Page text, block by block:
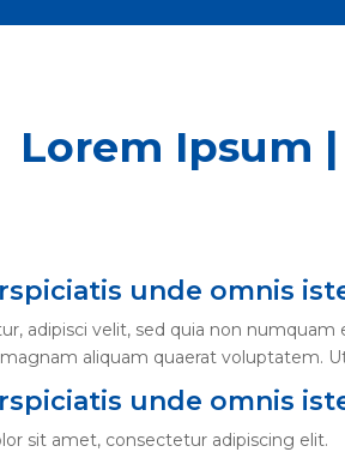
Lorem Ipsum
unde omnis
adipisci velit, sed quia non
aliquam quaerat voluptatem.
unde omnis
sit amet, consectetur adipiscing elit.